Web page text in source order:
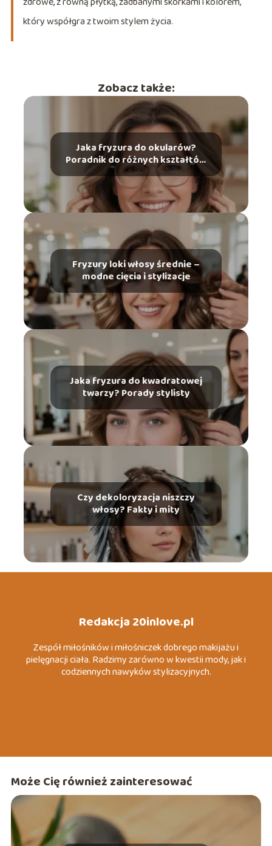
który współgra z twoim stylem życia.
Zobacz także:
Jaka fryzura do okularów?
Poradnik do różnych kształtów
twarzy
Fryzury loki włosy średnie –
modne cięcia i stylizacje
Jaka fryzura do kwadratowej
twarzy? Porady stylisty
Czy dekoloryzacja niszczy
włosy? Fakty i mity
Redakcja 20inlove.pl
Zespół miłośników i miłośniczek dobrego makijażu i
pielęgnacji ciała. Radzimy zarówno w kwestii mody, jak i
codziennych nawyków stylizacyjnych.
Może Cię również zainteresować